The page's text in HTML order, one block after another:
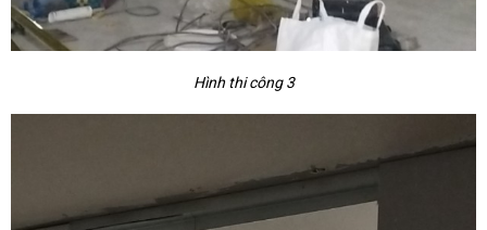
Hình thi công 3